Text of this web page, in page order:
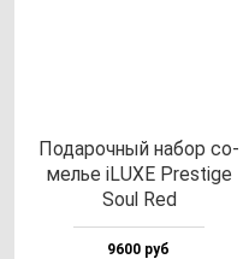
Пода­роч­ный на­бор со­
мелье iLUXE Pres­ti­ge
Soul Red
9600 руб